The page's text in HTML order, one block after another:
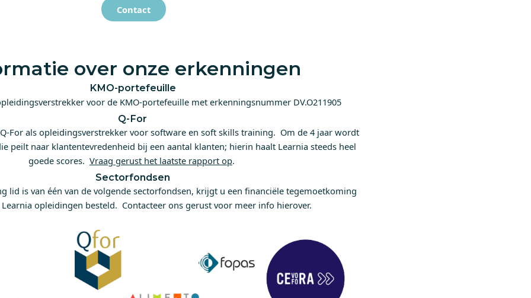
Contact
over onze erkenningen
KMO-portefeuille
voor de KMO-portefeuille met erkenningsnummer DV.O211905
Q-For
For als opleidingsverstrekker voor software en soft skills training. Om de 4 jaar wordt
peilt naar klantentevredenheid bij een aantal klanten; hierin haalt Learnia steeds heel
goede scores. Vraag gerust het laatste rapport op.
Sectorfondsen
lid is van één van de volgende sectorfondsen, krijgt u een financiële tegemoetkoming
opleidingen besteld. Contacteer ons gerust voor meer info hierover.